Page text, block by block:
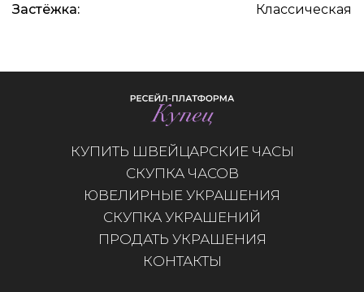
Застёжка:
Классическая
КУПИТЬ ШВЕЙЦАРСКИЕ ЧАСЫ
СКУПКА ЧАСОВ
ЮВЕЛИРНЫЕ УКРАШЕНИЯ
СКУПКА УКРАШЕНИЙ
ПРОДАТЬ УКРАШЕНИЯ
КОНТАКТЫ